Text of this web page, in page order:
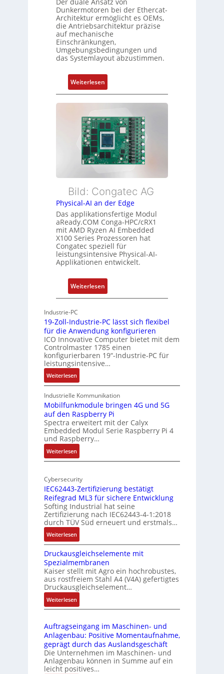
n
d
Z
u
s
t
d
b
e
r
w
a
u
n
g
r
g
t
f
ü
m
e
h
L
e
i
s
t
n
g
Dunkermotoren bei der Ethercat-
Architektur ermöglicht es OEMs,
die Antriebsarchitektur präzise
auf mechanische
Einschränkungen,
Umgebungsbedingungen und
das Systemlayout abzustimmen.
Weiterlesen:
F
l
x
i
b
l
e
E
h
e
r
c
a
t
-
r
c
t
e
k
t
u
Bild: Congatec AG
Physical-AI an der Edge
Das applikationsfertige Modul
aReady.COM Conga-HPC/cRX1
mit AMD Ryzen AI Embedded
X100 Series Prozessoren hat
Congatec speziell für
leistungsintensive Physical-AI-
Applikationen entwickelt.
Weiterlesen:
P
s
i
c
a
I
a
n
d
E
g
e
Industrie-PC
19-Zoll-Industrie-PC lässt sich flexibel
für die Anwendung konfigurieren
ICO Innovative Computer bietet mit dem
Controlmaster 1785 einen
konfigurierbaren 19“-Industrie-PC für
leistungsintensive…
Weiterlesen:
1
9
-
Z
o
l
l
-
I
d
u
t
r
i
e
-
P
C
l
ä
s
s
s
i
c
h
f
l
Industrielle Kommunikation
Mobilfunkmodule bringen 4G und 5G
auf den Raspberry Pi
Spectra erweitert mit der Calyx
Embedded Modul Serie Raspberry Pi 4
und Raspberry…
Weiterlesen:
M
b
i
f
u
n
k
m
o
d
u
l
e
b
i
e
n
4
Cybersecurity
IEC62443-Zertifizierung bestätigt
Reifegrad ML3 für sichere Entwicklung
Softing Industrial hat seine
Zertifizierung nach IEC62443-4-1:2018
durch TÜV Süd erneuert und erstmals…
Weiterlesen:
I
E
C
6
2
4
4
3
Z
e
r
t
i
Druckausgleichselemente mit
Spezialmembranen
Kaiser stellt mit Agro ein hochrobustes,
aus rostfreiem Stahl A4 (V4A) gefertigtes
Druckausgleichselement…
Weiterlesen:
D
u
c
k
a
u
Auftragseingang im Maschinen- und
Anlagenbau: Positive Momentaufnahme,
geprägt durch das Auslandsgeschäft
Die Unternehmen im Maschinen- und
Anlagenbau können in Summe auf ein
leicht positives…